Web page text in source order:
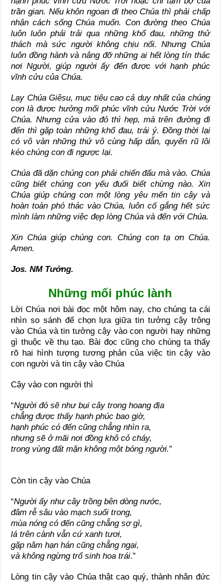
trần gian. Nếu khôn ngoan đi theo Chúa thì phải chấp
nhận cách sống Chúa muốn. Con đường theo Chúa
luôn luôn phải trải qua những khổ đau, những thử
thách mà sức người không chịu nổi. Nhưng Chúa
luôn đồng hành và nâng đỡ những ai hết lòng tín thác
nơi Người, giúp người ấy đến được với hạnh phúc
vĩnh cửu của Chúa.
Lạy Chúa Giêsu, mục tiêu cao cả duy nhất của chúng
con là được hưởng mối phúc vĩnh cửu Nước Trời với
Chúa. Nhưng cửa vào đó thì hẹp, mà trên đường đi
đến thì gặp toàn những khổ đau, trái ý. Đồng thời lại
có vô vàn những thứ vô cùng hấp dẫn, quyến rũ lôi
kéo chúng con đi ngược lại.
Chúa đã dặn chúng con phải chiến đấu mà vào. Chúa
cũng biết chúng con yếu đuối biết chừng nào. Xin
Chúa giúp chúng con một lòng yêu mến tin cậy và
hoàn toàn phó thác vào Chúa, luôn cố gắng hết sức
mình làm những việc đẹp lòng Chúa và đến với Chúa.
Xin Chúa giúp chúng con. Chúng con tạ ơn Chúa.
Amen.
Jos. NM Tưởng.
Những mối phúc lành
Lời Chúa nơi bài đọc một hôm nay, cho chúng ta cái
nhìn so sánh để chọn lựa giữa tin tưởng cậy trông
vào Chúa và tin tưởng cậy vào con người hay những
gì thuộc về thụ tạo. Bài đọc cũng cho chúng ta thấy
rõ hai hình tượng tương phản của việc tin cậy vào
con người và tin cậy vào Chúa
Cậy vào con người thì
“Người đó sẽ như bụi cây trong hoang địa
chẳng được thấy hạnh phúc bao giờ,
hạnh phúc có đến cũng chẳng nhìn ra,
nhưng sẽ ở mãi nơi đồng khô cỏ cháy,
trong vùng đất mặn không một bóng người.”
Còn tin cậy vào Chúa
“Người ấy như cây trồng bên dòng nước,
đâm rễ sâu vào mạch suối trong,
mùa nóng có đến cũng chẳng sợ gì,
lá trên cành vẫn cứ xanh tươi,
gặp năm hạn hán cũng chẳng ngại,
và không ngừng trổ sinh hoa trái.”
Lòng tin cậy vào Chúa thật cao quý, thành nhân đức